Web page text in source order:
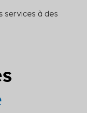
services à des